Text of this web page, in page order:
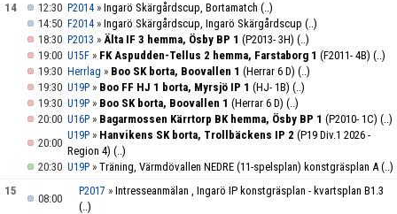
14
12:30 P2014 » Ingarö Skärgårdscup, Bortamatch (..)
14:50 F2014 » Ingarö Skärgårdscup, Ingarö Skärgårdscup (..)
18:30 P2013 » Älta IF 3 hemma, Ösby BP 1 (P2013- 3H) (..)
19:00 U15F » FK Aspudden-Tellus 2 hemma, Farstaborg 1 (F2011- 4B) (..)
19:30 Herrlag » Boo SK borta, Boovallen 1 (Herrar 6 D) (..)
19:30 U19P » Boo FF HJ 1 borta, Myrsjö IP 1 (HJ- 1B) (..)
19:30 U19P » Boo SK borta, Boovallen 1 (Herrar 6 D) (..)
20:00 U16P » Bagarmossen Kärrtorp BK hemma, Ösby BP 1 (P2010- 1C) (..)
20:00
U19P » Hanvikens SK borta, Trollbäckens IP 2 (P19 Div.1 2026 -
Region 4) (..)
20:30 U19P » Träning, Värmdövallen NEDRE (11-spelsplan) konstgräsplan A (..)
15
08:00
P2017 » Intresseanmälan , Ingarö IP konstgräsplan - kvartsplan B1.3
(..)